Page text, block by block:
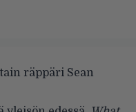
räppäri Sean